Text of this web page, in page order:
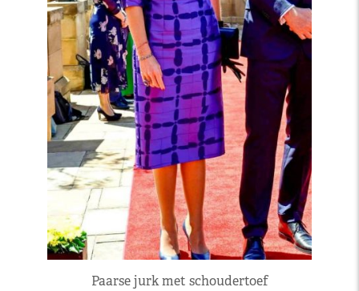
Paarse jurk met schoudertoef